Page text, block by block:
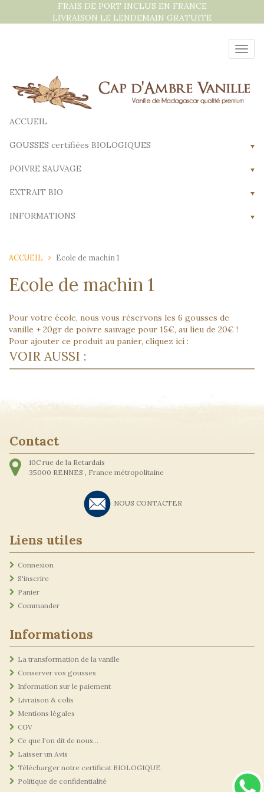
FRAIS DE PORT INCLUS EN FRANCE
LIVRAISON LE LENDEMAIN GRATUITE
la
ACCUEIL
GOUSSES certifiées BIOLOGIQUES
POIVRE SAUVAGE
EXTRAIT BIO
INFORMATIONS
ACCUEIL Ecole de machin 1
Ecole de machin 1
Pour votre école, nous vous réservons les 6 gousses de
vanille + 20gr de poivre sauvage pour 15€, au lieu de 20€ !
Pour ajouter ce produit au panier, cliquez ici :
VOIR AUSSI :
Contact
10C rue de la Retardais
35000 RENNES , France métropolitaine
NOUS CONTACTER
Liens utiles
Connexion
S'inscrire
Panier
Commander
Informations
La transformation de la vanille
Conserver vos gousses
Information sur le paiement
Livraison & colis
Mentions légales
CGV
Ce que l'on dit de nous...
Laisser un Avis
Télécharger notre certificat BIOLOGIQUE
Politique de confidentialité